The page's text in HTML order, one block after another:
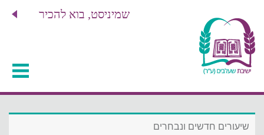
שמיניסט, בוא להכיר
שיעורים חדשים ונבחרים